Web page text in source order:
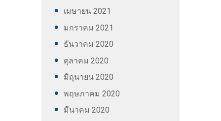
เมษายน 2021
มกราคม 2021
ธันวาคม 2020
ตุลาคม 2020
มิถุนายน 2020
พฤษภาคม 2020
มีนาคม 2020